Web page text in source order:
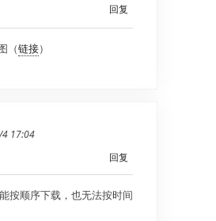
回复
（链接）
17:04
回复
按顺序下载，也无法按时间